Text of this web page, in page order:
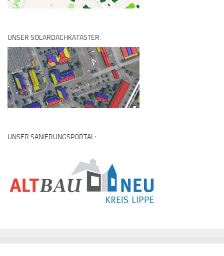
UNSER SOLARDACHKATASTER:
UNSER SANIERUNGSPORTAL: